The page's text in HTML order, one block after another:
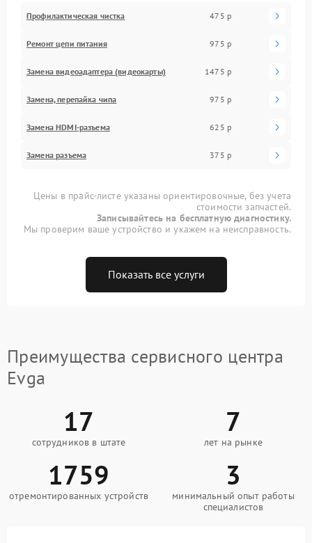
Профилактическая чистка 475 р
Ремонт цепи питания 975 р
Замена видеоадаптера (видеокарты) 1475 р
Замена, перепайка чипа 975 р
Замена HDMI-разъема 625 р
Замена разъема 375 р
Цены в прайс-листе указаны ориентировочные, без учета
стоимости запчастей.
Записывайтесь на бесплатную диагностику.
Мы проверим ваше устройство и укажем на неисправность.
Показать все услуги
Преимущества сервисного центра
Evga
17
сотрудников в штате
7
лет на рынке
1759
отремонтированных устройств
3
минимальный опыт работы
специалистов